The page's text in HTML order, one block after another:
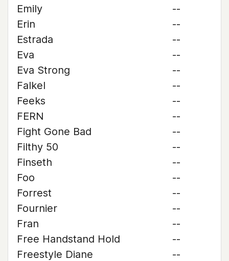
Emily
--
Erin
--
Estrada
--
Eva
--
Eva Strong
--
Falkel
--
Feeks
--
FERN
--
Fight Gone Bad
--
Filthy 50
--
Finseth
--
Foo
--
Forrest
--
Fournier
--
Fran
--
Free Handstand Hold
--
Freestyle Diane
--